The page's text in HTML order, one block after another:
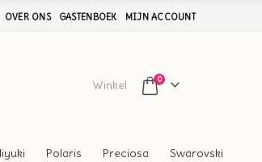
OVER ONS GASTENBOEK MIJN ACCOUNT
Winkel 0
Polaris Preciosa Swarovski